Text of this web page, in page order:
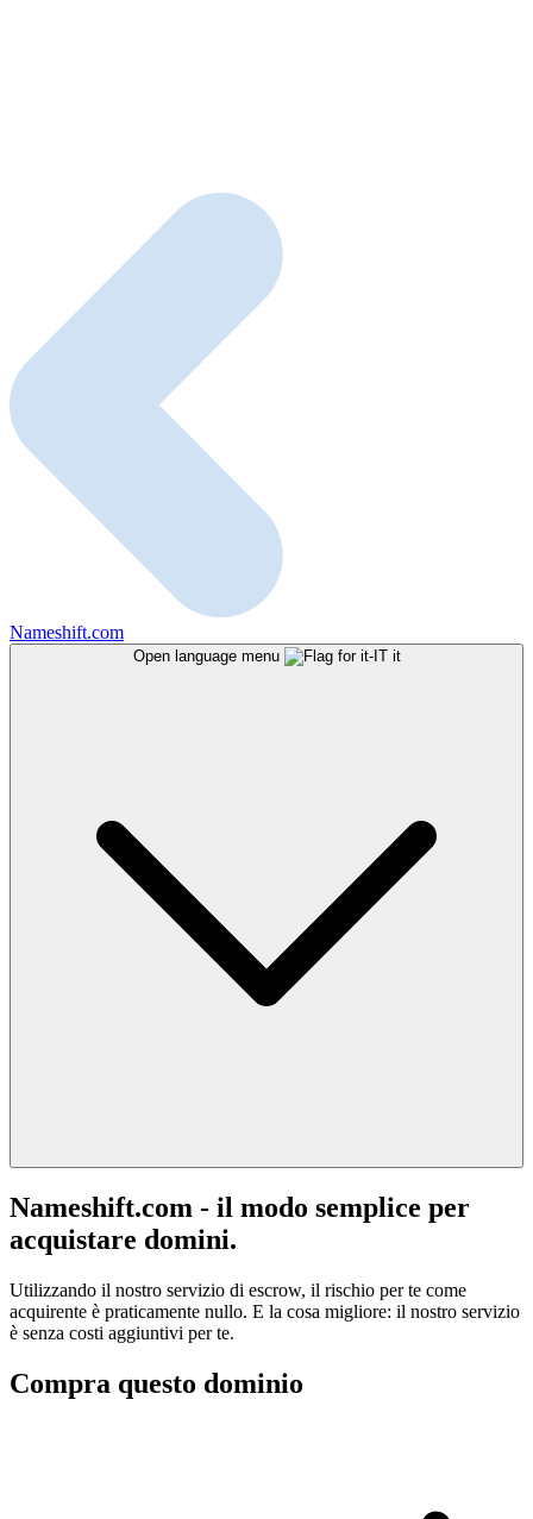
Nameshift.com
Open language menu it
Nameshift.com - il modo semplice per
acquistare domini.
Utilizzando il nostro servizio di escrow, il rischio per te come
acquirente è praticamente nullo. E la cosa migliore: il nostro servizio
è senza costi aggiuntivi per te.
Compra questo dominio